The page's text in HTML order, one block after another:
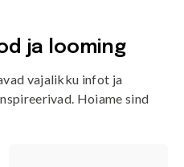
ja looming
vajalikku infot ja
Hoiame sind